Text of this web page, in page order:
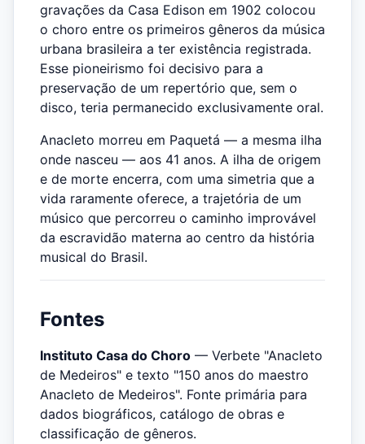
gravações da Casa Edison em 1902 colocou
o choro entre os primeiros gêneros da música
urbana brasileira a ter existência registrada.
Esse pioneirismo foi decisivo para a
preservação de um repertório que, sem o
disco, teria permanecido exclusivamente oral.
Anacleto morreu em Paquetá — a mesma ilha
onde nasceu — aos 41 anos. A ilha de origem
e de morte encerra, com uma simetria que a
vida raramente oferece, a trajetória de um
músico que percorreu o caminho improvável
da escravidão materna ao centro da história
musical do Brasil.
Fontes
Instituto Casa do Choro — Verbete "Anacleto
de Medeiros" e texto "150 anos do maestro
Anacleto de Medeiros". Fonte primária para
dados biográficos, catálogo de obras e
classificação de gêneros.